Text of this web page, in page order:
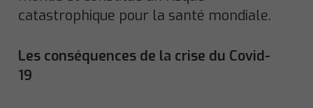
catastrophique pour la santé mondiale.
Les conséquences de la crise du Covid-
19